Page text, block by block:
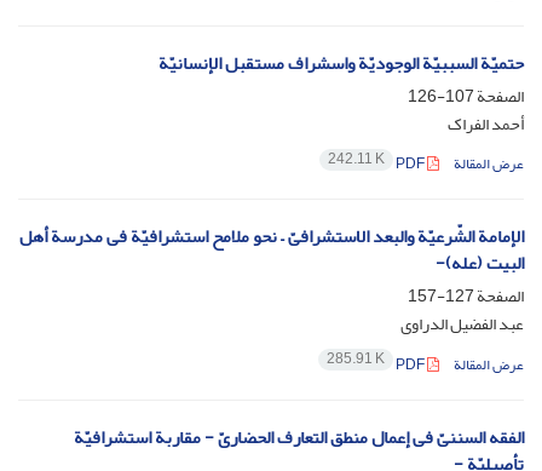
حتمیّة السببیّة الوجودیّة واسشراف مستقبل الإنسانیّة
الصفحة107-126
أحمد الفراک
عرض المقالة 242.11 K
الإمامة الشّرعیّة والبعد الاستشرافیّ – نحو ملامح استشرافیّة فی مدرسة أهل
البیت (عله)-
الصفحة127-157
عبد الفضیل الدراوی
عرض المقالة 285.91 K
الفقه السننیّ فی إعمال منطق التعارف الحضاریّ - مقاربة استشرافیّة